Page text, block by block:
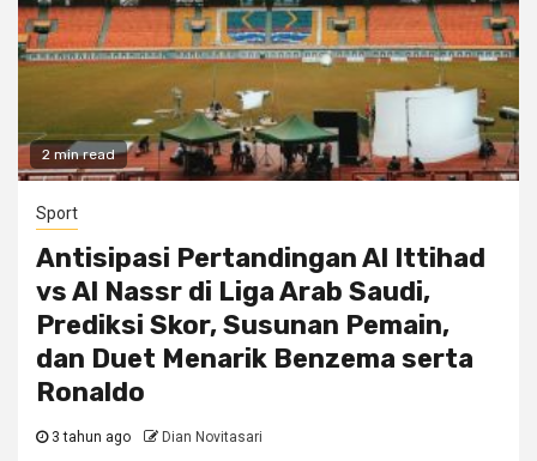
2 min read
Sport
Antisipasi Pertandingan Al Ittihad
vs Al Nassr di Liga Arab Saudi,
Prediksi Skor, Susunan Pemain,
dan Duet Menarik Benzema serta
Ronaldo
3 tahun ago Dian Novitasari